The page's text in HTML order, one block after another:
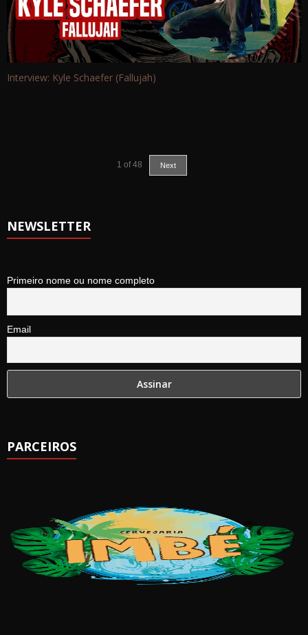
Interview: Kyle Schaefer (Fallujah)
1 of 48 Next
NEWSLETTER
Primeiro nome ou nome completo
Email
PARCEIROS